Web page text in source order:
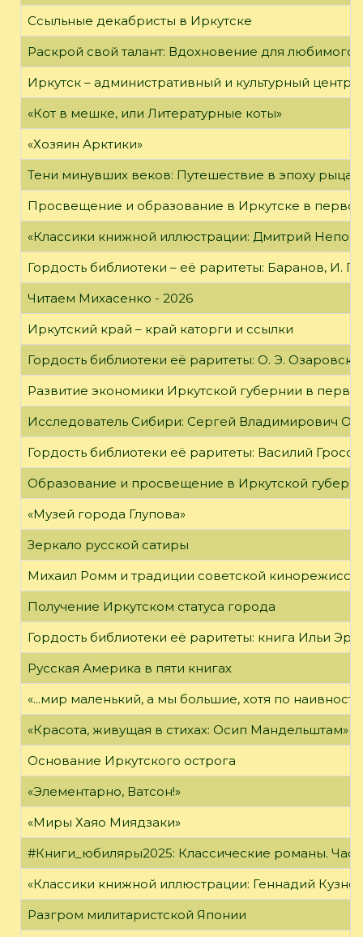
Ссыльные декабристы в Иркутске
Раскрой свой талант: Вдохновение для любимого
Иркутск – административный и культурный центр
«Кот в мешке, или Литературные коты»
«Хозяин Арктики»
Тени минувших веков: Путешествие в эпоху
Просвещение и образование в Иркутске в
«Классики книжной иллюстрации: Дмитрий
Гордость библиотеки – её раритеты: Баранов, И.
Читаем Михасенко - 2026
Иркутский край – край каторги и ссылки
Гордость библиотеки её раритеты: О. Э.
Развитие экономики Иркутской губернии в
Исследователь Сибири: Сергей Владимирович
Гордость библиотеки её раритеты: Василий
Образование и просвещение в Иркутской
«Музей города Глупова»
Зеркало русской сатиры
Михаил Ромм и традиции советской
Получение Иркутском статуса города
Гордость библиотеки её раритеты: книга Ильи
Русская Америка в пяти книгах
«...мир маленький, а мы большие, хотя по
«Красота, живущая в стихах: Осип Мандельштам»
Основание Иркутского острога
«Элементарно, Ватсон!»
«Миры Хаяо Миядзаки»
#Книги_юбиляры2025: Классические романы.
«Классики книжной иллюстрации: Геннадий
Разгром милитаристской Японии